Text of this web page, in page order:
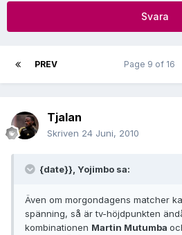
Svara
PREV Page 9 of 16
Tjalan
Skriven 24 Juni, 2010
{date}}, Yojimbo sa:
Även om morgondagens matcher
spänning, så är tv-höjdpunkten
kombinationen Martin Mutumba